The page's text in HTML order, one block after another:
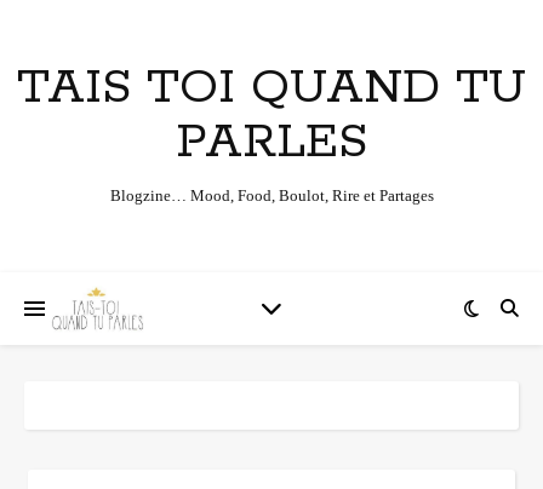
TAIS TOI QUAND TU
PARLES
Blogzine… Mood, Food, Boulot, Rire et Partages